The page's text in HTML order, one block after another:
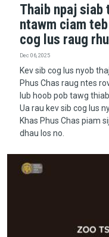
Thaib npaj siab
ntawm ciam
cog lus raug
Dec 06, 2025
Kev sib cog lus nyob
Phus Chas raug ntes
lub hoob pob tawg
Ua rau kev sib cog lus
Khas Phus Chas piam
dhau los no.